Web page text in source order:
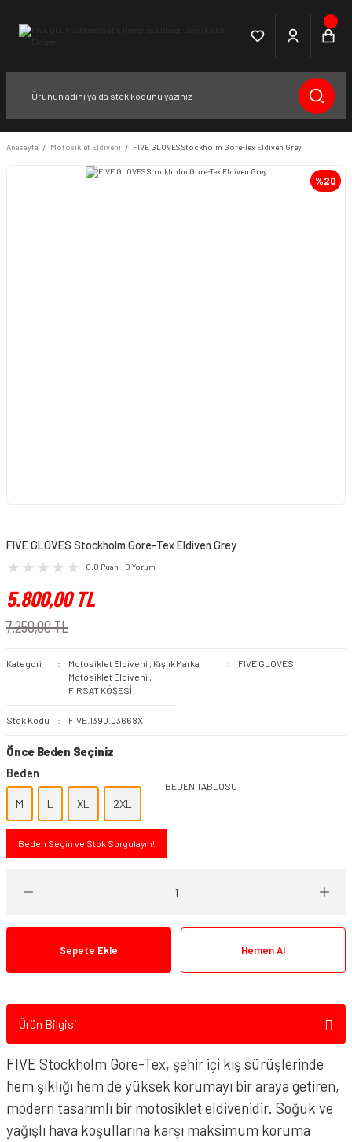
Anasayfa Motosiklet Eldiveni FIVE GLOVES Stockholm Gore-Tex Eldiven Grey
%20
FIVE GLOVES Stockholm Gore-Tex Eldiven Grey
0.0 Puan - 0 Yorum
5.800,00 TL
7.250,00 TL
Kategori Motosiklet Eldiveni , Kışlık
Motosiklet Eldiveni ,
FIRSAT KÖŞESİ
Marka FIVE GLOVES
Stok Kodu FIVE.1390.03668X
Önce Beden Seçiniz
Beden
M L XL 2XL
BEDEN TABLOSU
Beden Seçin ve Stok Sorgulayın!
Sepete Ekle Hemen Al
Ürün Bilgisi
FIVE Stockholm Gore-Tex, şehir içi kış sürüşlerinde
hem şıklığı hem de yüksek korumayı bir araya getiren,
modern tasarımlı bir motosiklet eldivenidir. Soğuk ve
yağışlı hava koşullarına karşı maksimum koruma